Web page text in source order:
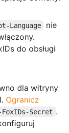
Language
nie
do obsługi
dla witryny
Ogranicz
FoxIDs-Secret .